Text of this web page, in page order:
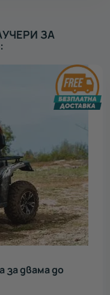
ЗА
:
за двама до